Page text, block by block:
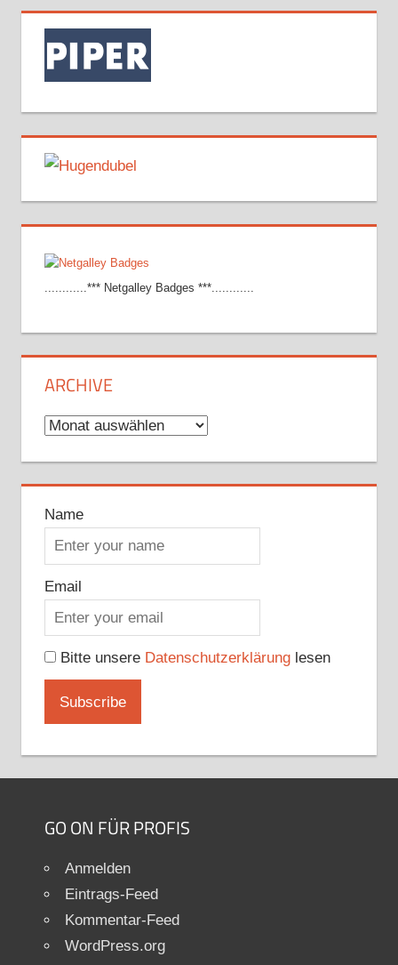
............*** Netgalley Badges ***............
ARCHIVE
Archive
Name
Email
Bitte unsere Datenschutzerklärunglesen
GO ON FÜR PROFIS
Anmelden
Eintrags-Feed
Kommentar-Feed
WordPress.org